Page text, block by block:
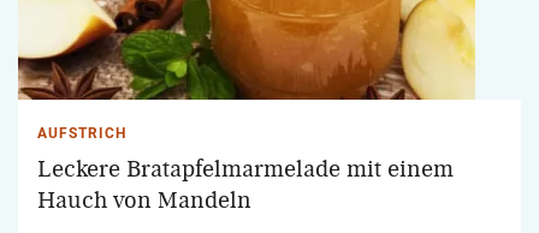
AUFSTRICH
Leckere Bratapfelmarmelade mit einem
Hauch von Mandeln